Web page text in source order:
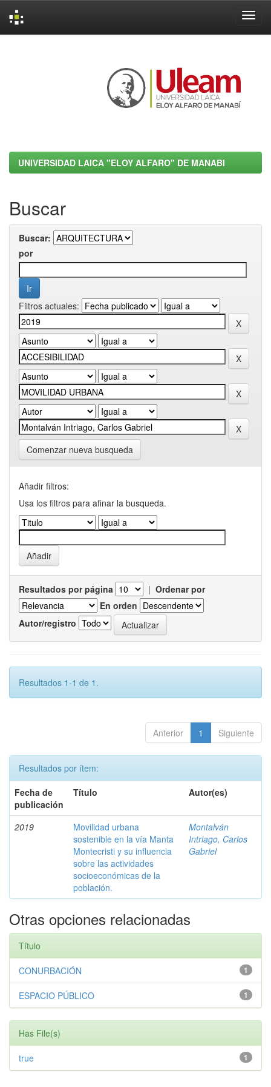
UNIVERSIDAD LAICA "ELOY ALFARO" DE MANABI
Buscar
Buscar:
por
Filtros actuales:
Comenzar nueva busqueda
Añadir filtros:
Usa los filtros para afinar la busqueda.
Resultados por página | Ordenar por
En orden
Autor/registro
Resultados 1-1 de 1.
Anterior 1 Siguiente
Resultados por ítem:
Fecha de
publicación
Título Autor(es)
2019
Movilidad urbana
sostenible en la vía Manta
Montecristi y su influencia
sobre las actividades
socioeconómicas de la
población.
Montalván
Intriago, Carlos
Gabriel
Otras opciones relacionadas
Título
1
CONURBACIÓN
1
ESPACIO PÚBLICO
Has File(s)
1
true